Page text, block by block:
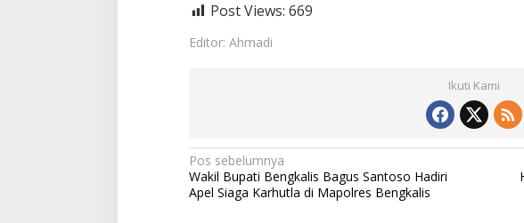
Post Views: 669
Editor: Ahmadi
Ikuti Kami
N
a
Pos sebelumnya
Wakil Bupati Bengkalis Bagus Santoso Hadiri
Apel Siaga Karhutla di Mapolres Bengkalis